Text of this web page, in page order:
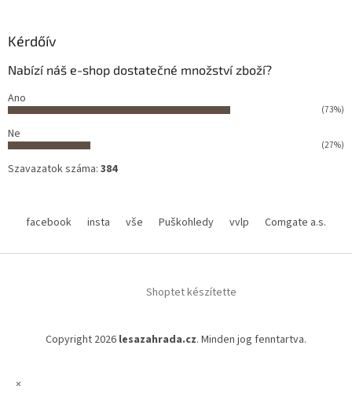
Kérdőív
Nabízí náš e-shop dostatečné množství zboží?
Ano
(73%)
Ne
(27%)
Szavazatok száma: 384
facebook insta vše Puškohledy vvlp Comgate a.s.
Shoptet készítette
Copyright 2026 lesazahrada.cz. Minden jog fenntartva.
×